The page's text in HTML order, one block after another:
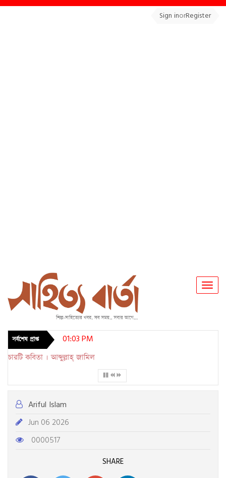
Sign inorRegister
সর্বশেষ প্রাপ্ত 01:03 PM
চারটি কবিতা । আব্দুল্লাহ্ জামিল
Ariful Islam
Jun 06 2026
0000517
SHARE